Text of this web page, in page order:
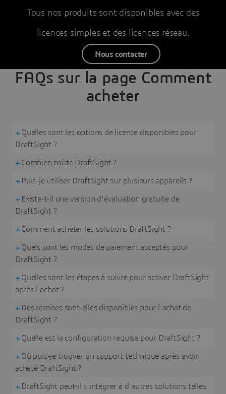
Tous nos produits sont disponibles avec des
licences simples et des licences réseau.
Nous contacter
FAQs sur la page Comment
acheter
Quelles sont les options de licence disponibles pour
DraftSight ?
Combien coûte DraftSight ?
Puis-je utiliser DraftSight sur plusieurs appareils ?
Existe-t-il une version d'évaluation gratuite de
DraftSight ?
Comment acheter les solutions DraftSight ?
Quels sont les modes de paiement acceptés pour
DraftSight ?
Quelles sont les étapes à suivre pour activer DraftSight
après l'achat ?
Des remises sont-elles disponibles pour l'achat de
DraftSight ?
Quelle est la configuration requise pour DraftSight ?
Où puis-je trouver un support technique après avoir
acheté DraftSight ?
DraftSight peut-il s'intégrer à d'autres solutions telles